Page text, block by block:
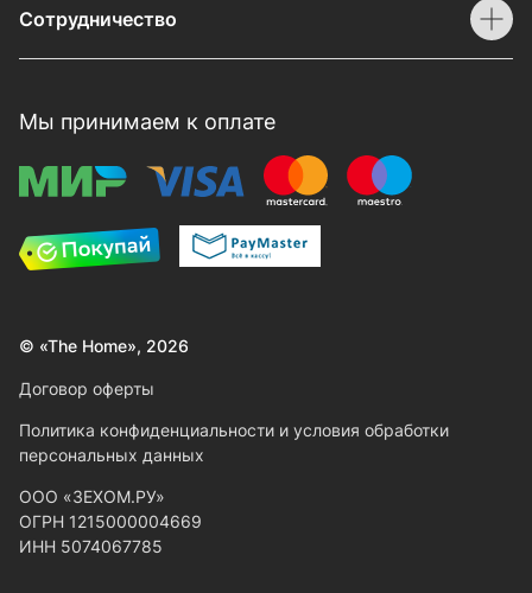
Сотрудничество
Мы принимаем к оплате
© «The Home», 2026
Договор оферты
Политика конфиденциальности и условия обработки
персональных данных
ООО «ЗЕХОМ.РУ»
ОГРН 1215000004669
ИНН 5074067785